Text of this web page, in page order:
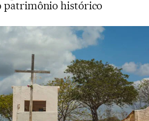
patrimônio histórico